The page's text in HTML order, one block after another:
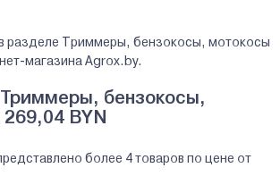
в разделе Триммеры, бензокосы, мотокосы
магазина Agrox.by.
Триммеры, бензокосы,
BYN
более 4 товаров по цене от